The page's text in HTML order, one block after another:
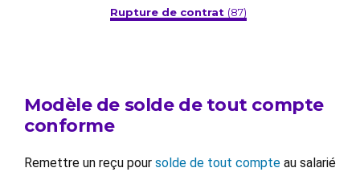
Rupture de contrat (87)
Modèle de solde de tout compte
conforme
Remettre un reçu pour solde de tout compte au salarié